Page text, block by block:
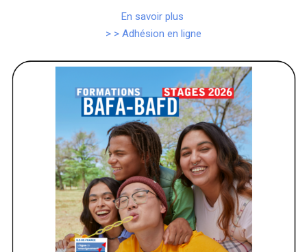
En savoir plus
> > Adhésion en ligne